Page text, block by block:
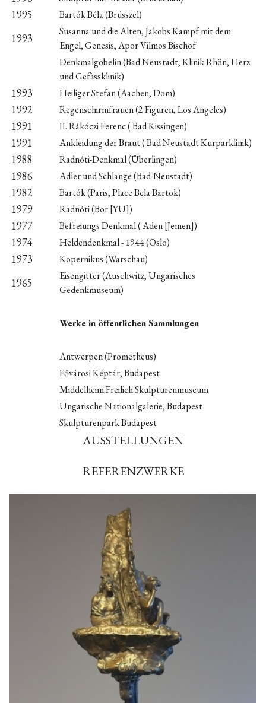
1995 Bartók Béla (Brüsszel)
1993
Susanna und die Alten, Jakobs Kampf mit dem
Engel, Genesis, Apor Vilmos Bischof
Denkmalgobelin (Bad Neustadt, Klinik Rhön, Herz
und Gefässklinik)
1993 Heiliger Stefan (Aachen, Dom)
1992 Regenschirmfrauen (2 Figuren, Los Angeles)
1991 II. Rákóczi Ferenc ( Bad Kissingen)
1991 Ankleidung der Braut ( Bad Neustadt Kurparklinik)
1988 Radnóti-Denkmal (Überlingen)
1986 Adler und Schlange (Bad-Neustadt)
1982 Bartók (Paris, Place Bela Bartok)
1979 Radnóti (Bor [YU])
1977 Befreiungs Denkmal ( Aden [Jemen])
1974 Heldendenkmal - 1944 (Oslo)
1973 Kopernikus (Warschau)
1965
Eisengitter (Auschwitz, Ungarisches
Gedenkmuseum)
Werke in öffentlichen Sammlungen
Antwerpen (Prometheus)
Fővárosi Képtár, Budapest
Middelheim Freilich Skulpturenmuseum
Ungarische Nationalgalerie, Budapest
Skulpturenpark Budapest
AUSSTELLUNGEN
REFERENZWERKE